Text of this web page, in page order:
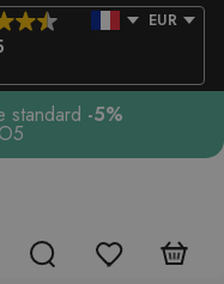
EUR
standard -5%